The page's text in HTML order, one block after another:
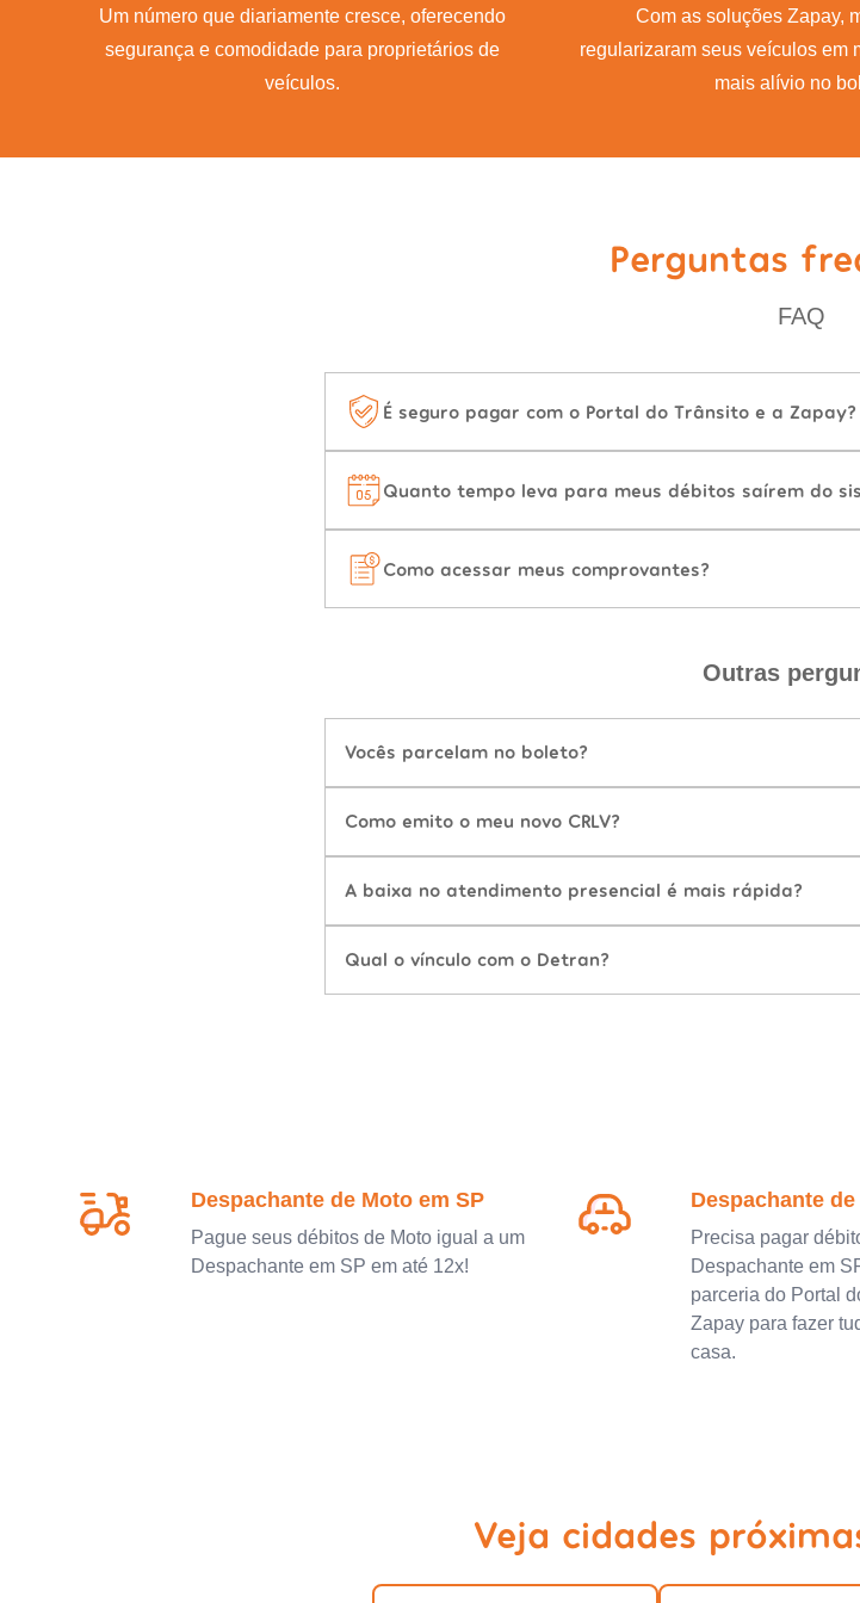
Um número que diariamente cresce, oferecendo
segurança e comodidade para proprietários de
veículos.
Com as soluções Zapay,
regularizaram seus veículos em
mais alívio no
Perguntas
FAQ
É seguro pagar com o Portal do Trânsito e a Zapay?
Quanto tempo leva para meus débitos saírem do
Como acessar meus comprovantes?
Outras
Vocês parcelam no boleto?
Como emito o meu novo CRLV?
A baixa no atendimento presencial é mais rápida?
Qual o vínculo com o Detran?
Despachante de Moto em SP
Pague seus débitos de Moto igual a um
Despachante em SP em até 12x!
Despachante
Precisa pagar
Despachante em
parceria do Portal
Zapay para fazer
casa.
Veja cidades